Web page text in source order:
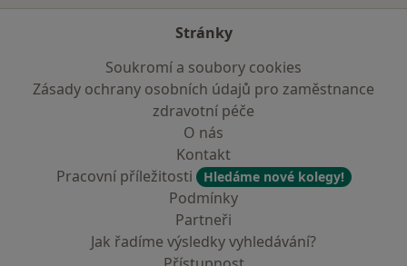
Stránky
Soukromí a soubory cookies
Zásady ochrany osobních údajů pro zaměstnance
zdravotní péče
O nás
Kontakt
Pracovní příležitosti
Hledáme nové kolegy!
Podmínky
Partneři
Jak řadíme výsledky vyhledávání?